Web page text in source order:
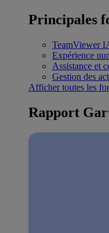
Principales
TeamViewer
Expérience
Assistance et
Gestion des
Afficher toutes les
Rapport